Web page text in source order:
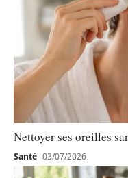
Nettoyer ses oreilles
Santé 03/07/2026